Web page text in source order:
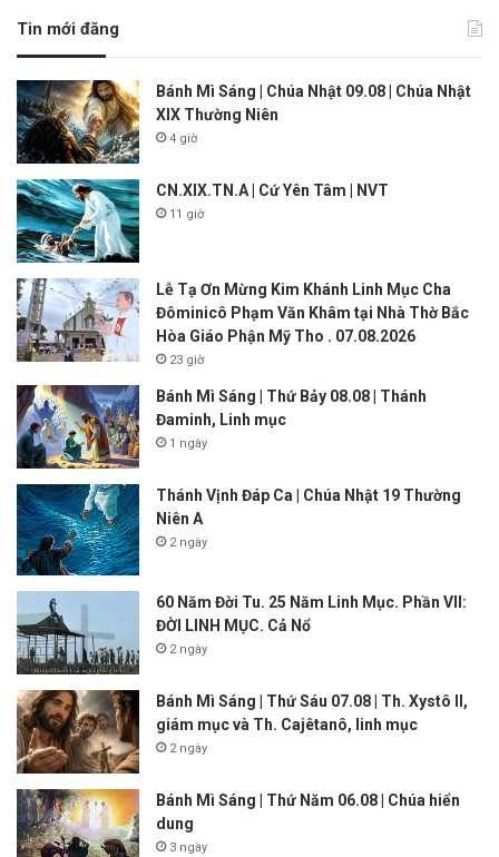
Tin mới đăng
Bánh Mì Sáng | Chúa Nhật 09.08 | Chúa Nhật
XIX Thường Niên
4 giờ
CN.XIX.TN.A | Cứ Yên Tâm | NVT
11 giờ
Lễ Tạ Ơn Mừng Kim Khánh Linh Mục Cha
Đôminicô Phạm Văn Khâm tại Nhà Thờ Bắc
Hòa Giáo Phận Mỹ Tho . 07.08.2026
23 giờ
Bánh Mì Sáng | Thứ Bảy 08.08 | Thánh
Đaminh, Linh mục
1 ngày
Thánh Vịnh Đáp Ca | Chúa Nhật 19 Thường
Niên A
2 ngày
60 Năm Đời Tu. 25 Năm Linh Mục. Phần VII:
ĐỜI LINH MỤC. Cả Nổ
2 ngày
Bánh Mì Sáng | Thứ Sáu 07.08 | Th. Xystô II,
giám mục và Th. Cajêtanô, linh mục
2 ngày
Bánh Mì Sáng | Thứ Năm 06.08 | Chúa hiển
dung
3 ngày